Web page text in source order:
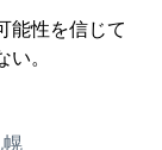
能性を信じて
。
幌